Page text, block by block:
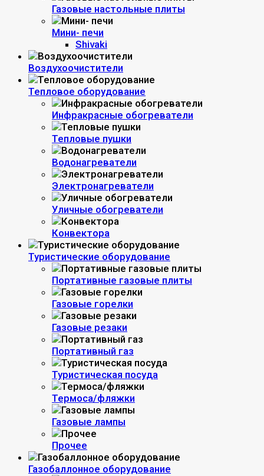
Газовые настольные плиты
Мини- печи
Shivaki
Воздухоочистители
Тепловое оборудование
Инфракрасные обогреватели
Тепловые пушки
Водонагреватели
Электронагреватели
Уличные обогреватели
Конвектора
Туристические оборудование
Портативные газовые плиты
Газовые горелки
Газовые резаки
Портативный газ
Туристическая посуда
Термоса/фляжки
Газовые лампы
Прочее
Газобаллонное оборудование